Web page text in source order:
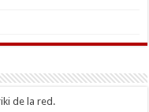
de la red.